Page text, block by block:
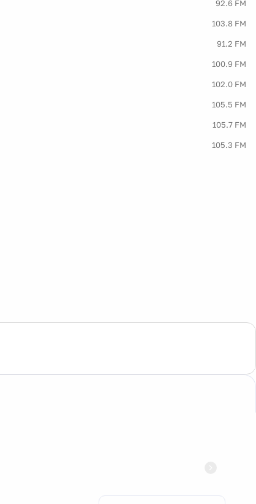
92.6 FM
103.8 FM
91.2 FM
100.9 FM
102.0 FM
105.5 FM
105.7 FM
105.3 FM